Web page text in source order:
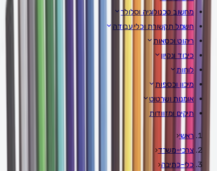
מחשוב טכנולוגיה וסלולר
חשמל תקשורת וכלי עבודה
ריהוט וכסאות
כיבוד ונקיון
לוחות
מיכון וכספות
אומנות ושרטוט
תיקים ומזוודות
ראשי‹
צרכי-משרד‹
כלי-כתיבה‹